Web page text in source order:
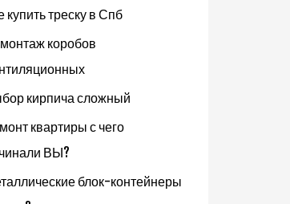
купить треску в Спб
коробов
кирпича сложный
квартиры с чего
ВЫ?
блок-контейнеры